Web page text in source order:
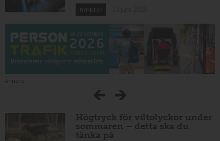
NYHETER
Högtryck för viltolyckor under
sommaren – detta ska du
tänka på